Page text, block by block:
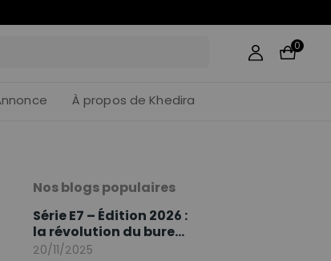
0
À propos de Khedira
Nos blogs populaires
Série E7 – Édition 2026 :
la révolution du bureau
assis debout continue
20/11/2025